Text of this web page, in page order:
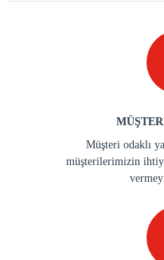
Müşteri odaklı
müşterilerimizin